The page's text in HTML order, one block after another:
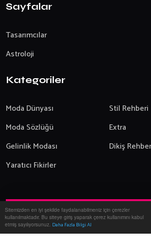
Sitemizden en iyi şekilde faydalanabilmeniz için çerezler
kullanılmaktadır. Bu siteye giriş yaparak çerez kullanımını kabul
etmiş sayılıyorsunuz. Daha Fazla Bilgi Al
Sayfalar
Tasarımcılar
Astroloji
Kategoriler
Moda Dünyası
Stil Rehberi
Moda Sözlüğü
Extra
Gelinlik Modası
Dikiş
Yaratıcı Fikirler
Yazılım:Onemsoft-2026Modanın Dünyası